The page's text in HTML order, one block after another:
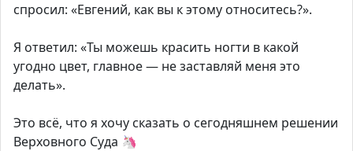
спросил: «Евгений, как вы к этому относитесь?».
Я ответил: «Ты можешь красить ногти в какой
угодно цвет, главное — не заставляй меня это
делать».
Это всё, что я хочу сказать о сегодняшнем решении
Верховного Суда 🦄